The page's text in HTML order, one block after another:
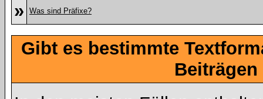
» Was sind Präfixe?
Gibt es bestimmte